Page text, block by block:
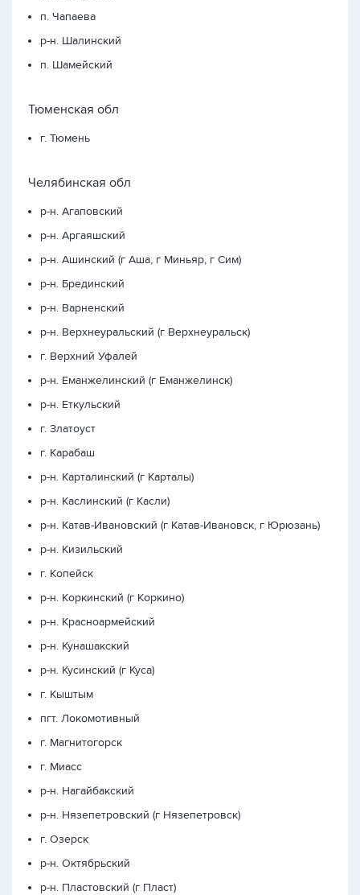
п. Чапаева
р-н. Шалинский
п. Шамейский
Тюменская обл
г. Тюмень
Челябинская обл
р-н. Агаповский
р-н. Аргаяшский
р-н. Ашинский (г Аша, г Миньяр, г Сим)
р-н. Брединский
р-н. Варненский
р-н. Верхнеуральский (г Верхнеуральск)
г. Верхний Уфалей
р-н. Еманжелинский (г Еманжелинск)
р-н. Еткульский
г. Златоуст
г. Карабаш
р-н. Карталинский (г Карталы)
р-н. Каслинский (г Касли)
р-н. Катав-Ивановский (г Катав-Ивановск, г Юрюзань)
р-н. Кизильский
г. Копейск
р-н. Коркинский (г Коркино)
р-н. Красноармейский
р-н. Кунашакский
р-н. Кусинский (г Куса)
г. Кыштым
пгт. Локомотивный
г. Магнитогорск
г. Миасс
р-н. Нагайбакский
р-н. Нязепетровский (г Нязепетровск)
г. Озерск
р-н. Октябрьский
р-н. Пластовский (г Пласт)